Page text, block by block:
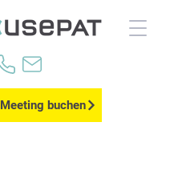
Meeting buchen